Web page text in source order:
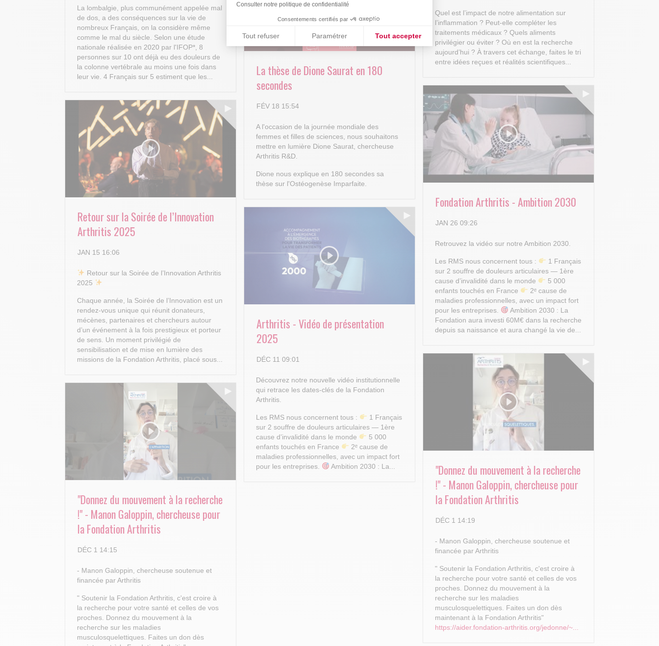
Consulter notre politique de confidentialité
Consentements certifiés par
Tout refuser Paramétrer Tout accepter
Axeptio consent
Plateforme de Gestion du Consentement : Personnalisez vos Options
Notre plateforme vous permet d'adapter et de gérer vos paramètres de confidentialité, en garantissant la conformité avec
La lombalgie, plus communément appelée mal
de dos, a des conséquences sur la vie de
nombreux Français, on la considère même
comme le mal du siècle. Selon une étude
nationale réalisée en 2020 par l'IFOP*, 8
personnes sur 10 ont déjà eu des douleurs de
la colonne vertébrale au moins une fois dans
leur vie. 4 Français sur 5 estiment que les...
Quel est l’impact de notre alimentation sur
l’inflammation ? Peut-elle compléter les
traitements médicaux ? Quels aliments
privilégier ou éviter ? Où en est la recherche
aujourd’hui ? À travers cet échange, faites le tri
entre idées reçues et réalités scientifiques...
La thèse de Dione Saurat en 180
secondes
FÉV 18 15:54
A l'occasion de la journée mondiale des
femmes et filles de sciences, nous souhaitons
mettre en lumière Dione Saurat, chercheuse
Arthritis R&D.
Dione nous explique en 180 secondes sa
thèse sur l'Ostéogenèse Imparfaite.
Fondation Arthritis - Ambition 2030
JAN 26 09:26
Retrouvez la vidéo sur notre Ambition 2030.
Les RMS nous concernent tous :
1 Français
sur 2 souffre de douleurs articulaires — 1ère
cause d’invalidité dans le monde
5 000
enfants touchés en France
2ᵉ cause de
maladies professionnelles, avec un impact fort
pour les entreprises.
Ambition 2030 : La
Fondation aura investi 60M€ dans la recherche
depuis sa naissance et aura changé la vie de...
Retour sur la Soirée de l’Innovation
Arthritis 2025
JAN 15 16:06
​ Retour sur la Soirée de l’Innovation Arthritis
2025
Chaque année, la Soirée de l’Innovation est un
rendez-vous unique qui réunit donateurs,
mécènes, partenaires et chercheurs autour
d’un événement à la fois prestigieux et porteur
de sens. Un moment privilégié de
sensibilisation et de mise en lumière des
missions de la Fondation Arthritis, placé sous...
Arthritis - Vidéo de présentation
2025
DÉC 11 09:01
Découvrez notre nouvelle vidéo institutionnelle
qui retrace les dates-clés de la Fondation
Arthritis.
Les RMS nous concernent tous :
1 Français
sur 2 souffre de douleurs articulaires — 1ère
cause d’invalidité dans le monde
5 000
enfants touchés en France
2ᵉ cause de
maladies professionnelles, avec un impact fort
pour les entreprises.
Ambition 2030 : La...
"Donnez du mouvement à la recherche
!" - Manon Galoppin, chercheuse pour
la Fondation Arthritis
DÉC 1 14:19
- Manon Galoppin, chercheuse soutenue et
financée par Arthritis
" Soutenir la Fondation Arthritis, c'est croire à
la recherche pour votre santé et celles de vos
proches. Donnez du mouvement à la
recherche sur les maladies
musculosquelettiques. Faites un don dès
maintenant à la Fondation Arthritis"
https://aider.fondation-arthritis.org/jedonne/~...
"Donnez du mouvement à la recherche
!" - Manon Galoppin, chercheuse pour
la Fondation Arthritis
DÉC 1 14:15
- Manon Galoppin, chercheuse soutenue et
financée par Arthritis
" Soutenir la Fondation Arthritis, c'est croire à
la recherche pour votre santé et celles de vos
proches. Donnez du mouvement à la
recherche sur les maladies
musculosquelettiques. Faites un don dès